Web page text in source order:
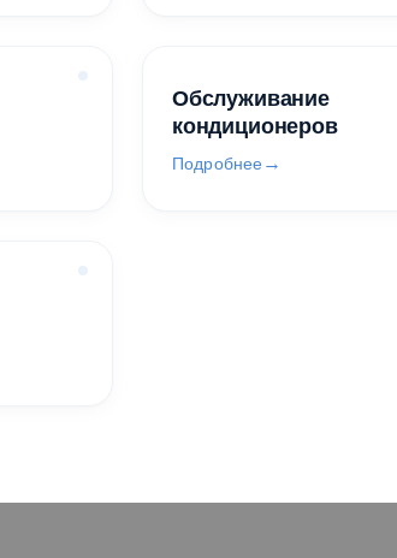
Обслуживание
кондиционеров
Подробнее